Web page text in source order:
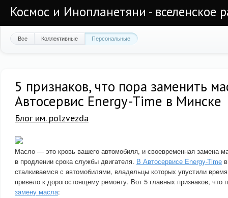
Космос и Инопланетяни - вселенское
Все Коллективные Персональные
5 признаков, что пора заменить
Автосервис Energy-Time в Минске
Блог им. polzvezda
Масло — это кровь вашего автомобиля, и своевременная замена
в продлении срока службы двигателя. В Автосервисе Energy-Time
сталкиваемся с автомобилями, владельцы которых упустили
привело к дорогостоящему ремонту. Вот 5 главных признаков, что
замену масла: